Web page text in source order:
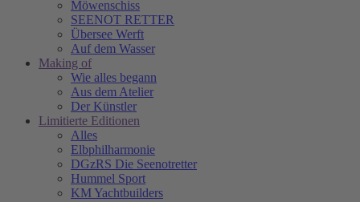
Möwenschiss
SEENOT RETTER
Übersee Werft
Auf dem Wasser
Making of
Wie alles begann
Aus dem Atelier
Der Künstler
Limitierte Editionen
Alles
Elbphilharmonie
DGzRS Die Seenotretter
Hummel Sport
KM Yachtbuilders